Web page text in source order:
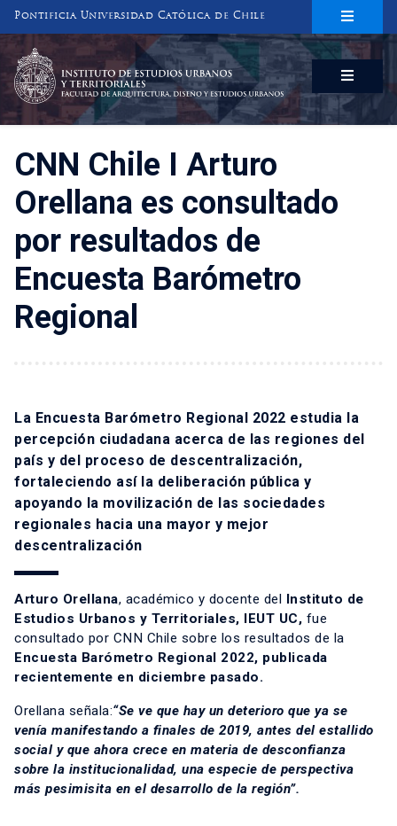
Pontificia Universidad Católica de Chile
INSTITUTO DE ESTUDIOS URBANOS
Y TERRITORIALES
FACULTAD DE ARQUITECTURA, DISEÑO Y ESTUDIOS URBANOS
CNN Chile I Arturo
Orellana es consultado
por resultados de
Encuesta Barómetro
Regional
La Encuesta Barómetro Regional 2022 estudia la
percepción ciudadana acerca de las regiones del
país y del proceso de descentralización,
fortaleciendo así la deliberación pública y
apoyando la movilización de las sociedades
regionales hacia una mayor y mejor
descentralización
Arturo Orellana, académico y docente del Instituto de
Estudios Urbanos y Territoriales, IEUT UC, fue
consultado por CNN Chile sobre los resultados de la
Encuesta Barómetro Regional 2022, publicada
recientemente en diciembre pasado.
Orellana señala:“Se ve que hay un deterioro que ya se
venía manifestando a finales de 2019, antes del estallido
social y que ahora crece en materia de desconfianza
sobre la institucionalidad, una especie de perspectiva
más pesimisita en el desarrollo de la región”.